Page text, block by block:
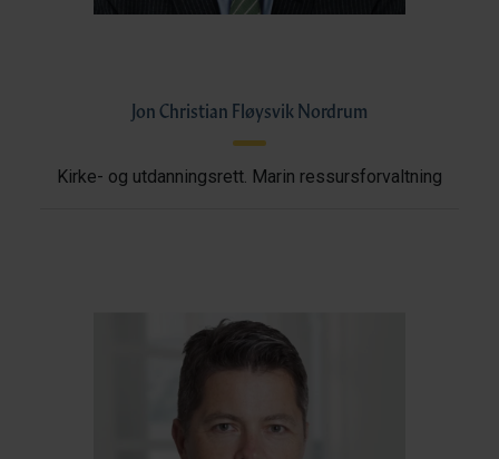
Jon Christian Fløysvik Nordrum
Kirke- og utdanningsrett. Marin ressursforvaltning